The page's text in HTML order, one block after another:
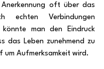
oft über das
echten Verbindungen
man den Eindruck
das Leben zunehmend zu
um Aufmerksamkeit wird.